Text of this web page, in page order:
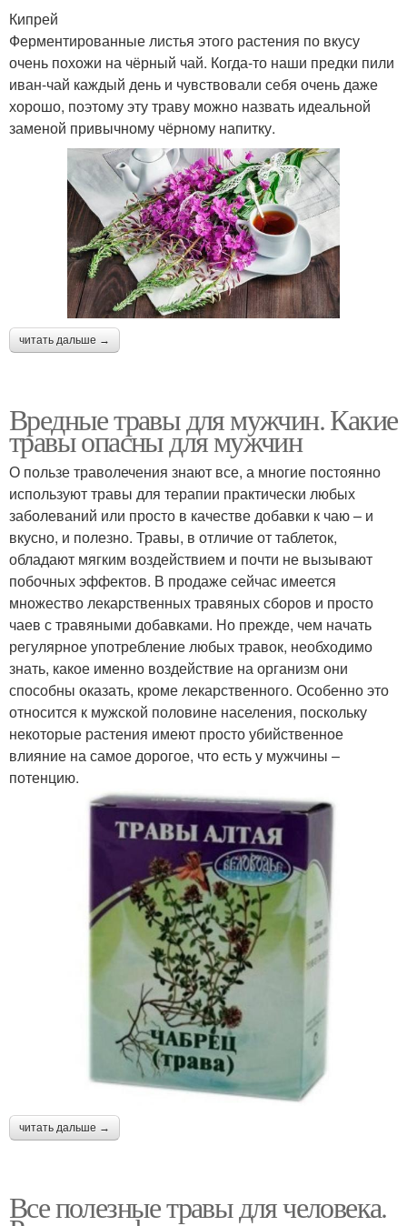
Кипрей
Ферментированные листья этого растения по вкусу
очень похожи на чёрный чай. Когда-то наши предки пили
иван-чай каждый день и чувствовали себя очень даже
хорошо, поэтому эту траву можно назвать идеальной
заменой привычному чёрному напитку.
читать дальше →
Вредные травы для мужчин. Какие
травы опасны для мужчин
О пользе траволечения знают все, а многие постоянно
используют травы для терапии практически любых
заболеваний или просто в качестве добавки к чаю – и
вкусно, и полезно. Травы, в отличие от таблеток,
обладают мягким воздействием и почти не вызывают
побочных эффектов. В продаже сейчас имеется
множество лекарственных травяных сборов и просто
чаев с травяными добавками. Но прежде, чем начать
регулярное употребление любых травок, необходимо
знать, какое именно воздействие на организм они
способны оказать, кроме лекарственного. Особенно это
относится к мужской половине населения, поскольку
некоторые растения имеют просто убийственное
влияние на самое дорогое, что есть у мужчины –
потенцию.
читать дальше →
Все полезные травы для человека.